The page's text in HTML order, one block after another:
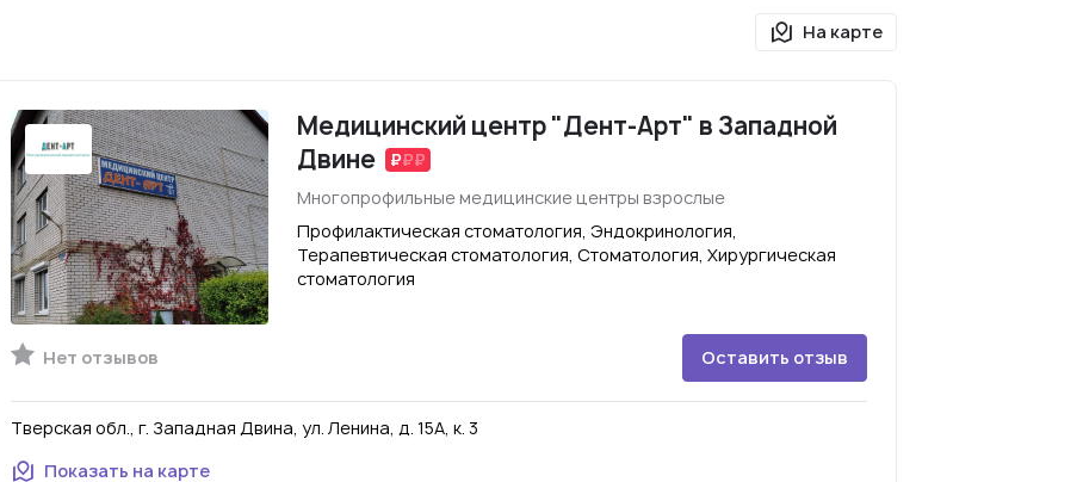
На карте
Медицинский центр "Дент-Арт" в Западной
Двине
Многопрофильные медицинские центры взрослые
Профилактическая стоматология, Эндокринология,
Терапевтическая стоматология, Стоматология, Хирургическая
стоматология
Нет отзывов Оставить отзыв
Тверская обл., г. Западная Двина, ул. Ленина, д. 15А, к. 3
Показать на карте